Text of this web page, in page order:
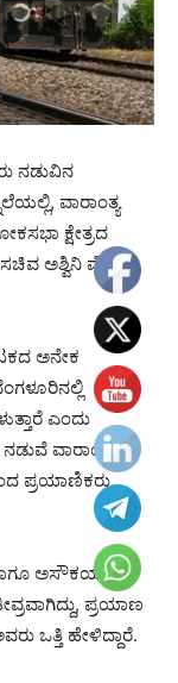
ನಡುವಿನ
ವಾರಾಂತ್ಯ
ಕ್ಷೇತ್ರದ
ಅಶ್ವಿನಿ ವೈಷ್ಣವ
ಅನೇಕ
ಎಂದು
ವಾರಾಂತ್ಯಕ್ಕೆ
ಪ್ರಯಾಣಿಕರು
ಹಾಗೂ ಅಸೌಕರ್ಯ
ಪ್ರಯಾಣ
ಒತ್ತಿ ಹೇಳಿದ್ದಾರೆ.